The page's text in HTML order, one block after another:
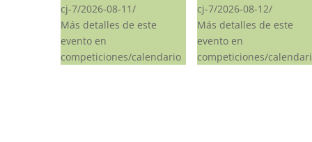
cj-7/2026-08-11/
Más detalles de este
evento en
competiciones/calendario
cj-7/2026-08-12/
Más detalles de este
evento en
competiciones/